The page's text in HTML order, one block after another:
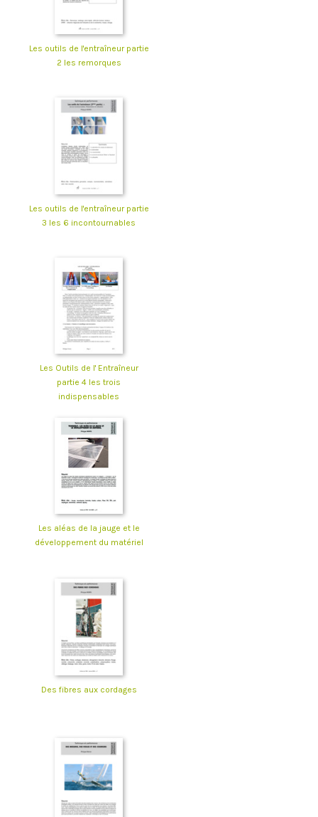
Les outils de l'entraîneur partie
2 les remorques
Les outils de l'entraîneur partie
3 les 6 incontournables
Les Outils de l' Entraîneur
partie 4 les trois
indispensables
Les aléas de la jauge et le
développement du matériel
Des fibres aux cordages